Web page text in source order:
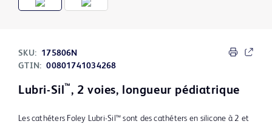
SKU:
175806N
GTIN: 00801741034268
Lubri-Sil™ , 2 voies, longueur pédiatrique
Les cathéters Foley Lubri-Sil™ sont des cathéters en silicone à 2 et